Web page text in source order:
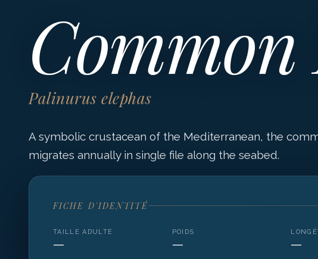
Palinurus elephas
A symbolic crustacean of the Mediterranean, the
migrates annually in single file along the seabed.
FICHE D'IDENTITÉ
TAILLE ADULTE
—
POIDS
— —